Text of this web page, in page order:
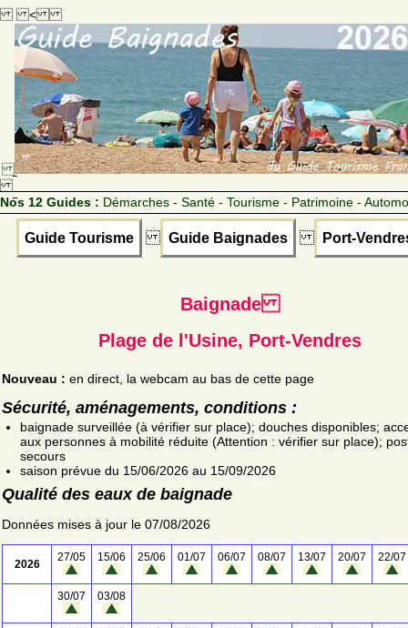
<
Nos 12 Guides : Démarches - Santé - Tourisme - Patrimoine -
Guide Tourisme Guide Baignades Port-
Baignade
Plage de l'Usine, Port-Vendres
Nouveau : en direct, la webcam au bas de cette page
Sécurité, aménagements, conditions :
baignade surveillée (à vérifier sur place); douches disponibles;
aux personnes à mobilité réduite (Attention : vérifier sur place);
secours
saison prévue du 15/06/2026 au 15/09/2026
Qualité des eaux de baignade
Données mises à jour le 07/08/2026
2026
27/05 15/06 25/06 01/07 06/07 08/07 13/07 20/07 22/07
30/07 03/08